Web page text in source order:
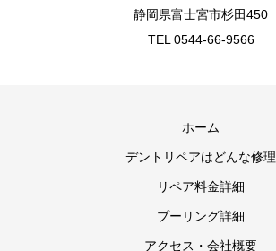
静岡県富士宮市杉田450
TEL 0544-66-9566
ホーム
デントリペアはどんな修理
リペア料金詳細
プーリング詳細
アクセス・会社概要